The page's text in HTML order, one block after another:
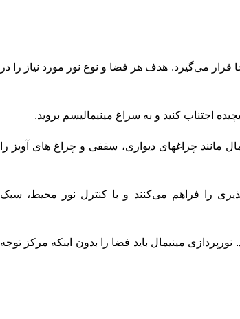
قرار می‌گیرد. هدف هر فضا و نوع نور مورد نیاز را در
اجتناب کنید و به سراغ مینیمالیسم بروید.
مانند چراغهای دیواری، سقفی و چراغ های آویز را
را فراهم می‌کنند و با کنترل نور محیط، سبک
مینیمال باید فضا را بدون اینکه مرکز توجه